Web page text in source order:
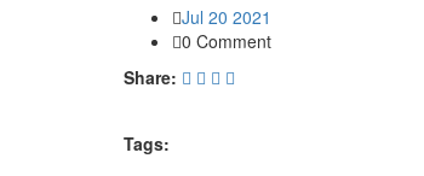
Jul 20 2021
0 Comment
Share:
Tags: